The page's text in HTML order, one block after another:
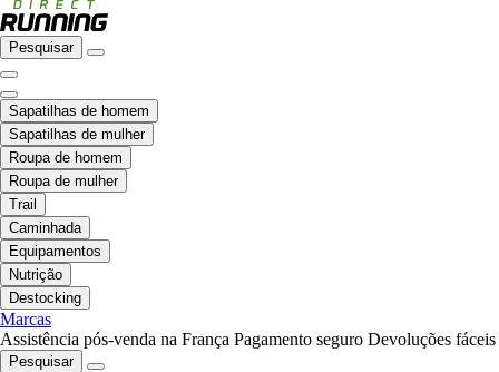
Pesquisar
Sapatilhas de homem
Sapatilhas de mulher
Roupa de homem
Roupa de mulher
Trail
Caminhada
Equipamentos
Nutrição
Destocking
Marcas
Assistência pós-venda na França Pagamento seguro Devoluções fáceis
Pesquisar